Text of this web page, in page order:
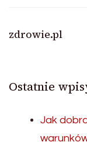
zdrowie.pl
Ostatnie
Jak